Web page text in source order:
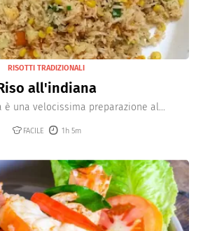
RISOTTI TRADIZIONALI
all'indiana
una velocissima preparazione al...
FACILE 1h 5m